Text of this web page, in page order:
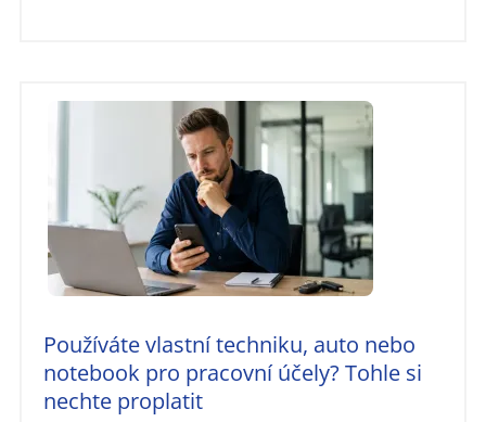
Používáte vlastní techniku, auto nebo
notebook pro pracovní účely? Tohle si
nechte proplatit